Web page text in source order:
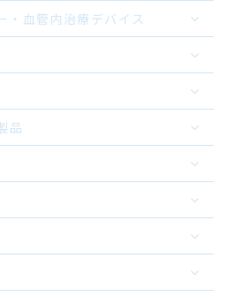
・血管内治療デバイス
品